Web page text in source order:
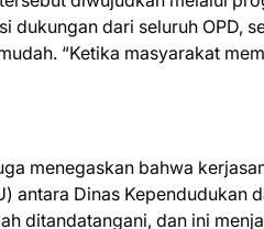
dukungan dari seluruh OPD,
“Ketika masyarakat
menegaskan bahwa
antara Dinas Kependudukan
ditandatangani, dan ini